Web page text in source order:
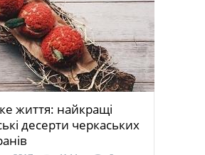
життя: найкращі
десерти черкаських